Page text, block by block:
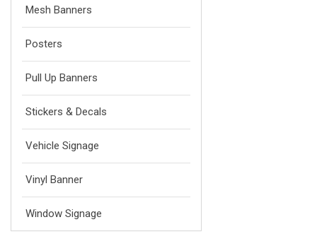
Mesh Banners
Posters
Pull Up Banners
Stickers & Decals
Vehicle Signage
Vinyl Banner
Window Signage